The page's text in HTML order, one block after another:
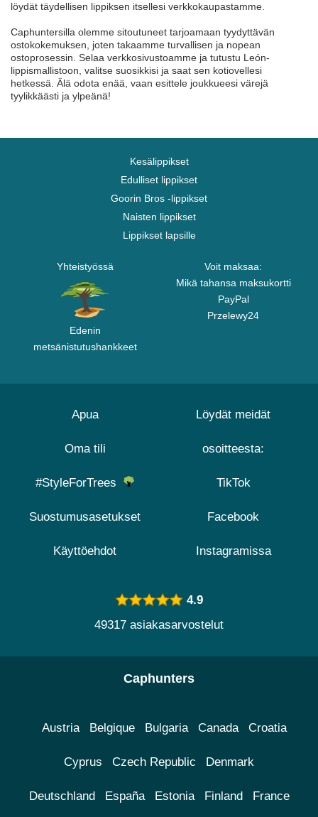
löydät täydellisen lippiksen itsellesi verkkokaupastamme.
Caphuntersilla olemme sitoutuneet tarjoamaan tyydyttävän
ostokokemuksen, joten takaamme turvallisen ja nopean
ostoprosessin. Selaa verkkosivustoamme ja tutustu León-
lippismallistoon, valitse suosikkisi ja saat sen kotiovellesi
hetkessä. Älä odota enää, vaan esittele joukkueesi värejä
tyylikkäästi ja ylpeänä!
Kesälippikset
Edulliset lippikset
Goorin Bros -lippikset
Naisten lippikset
Lippikset lapsille
Yhteistyössä
Edenin
metsänistutushankkeet
Voit maksaa:
Mikä tahansa maksukortti
PayPal
Przelewy24
Apua
Oma tili
#StyleForTrees
Suostumusasetukset
Käyttöehdot
Löydät meidät
osoitteesta:
TikTok
Facebook
Instagramissa
4.9
49317 asiakasarvostelut
Caphunters
Austria Belgique Bulgaria Canada Croatia
Cyprus Czech Republic Denmark
Deutschland España Estonia Finland France